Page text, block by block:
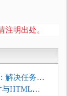
注明出处。
解决任务积
与HTML添